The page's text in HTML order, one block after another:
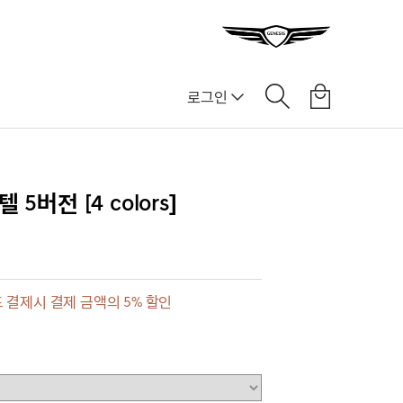
로그인
5버전 [4 colors]
결제시 결제 금액의 5% 할인